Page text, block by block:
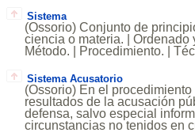
Sistema
(Ossorio) Conjunto de
ciencia o materia. |
Método. | Procedimiento. |
Sistema Acusatorio
(Ossorio) En el
resultados de la acusación
defensa, salvo especial
circunstancias no tenidos en